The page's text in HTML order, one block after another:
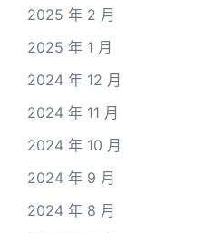
2025 年 2 月
2025 年 1 月
2024 年 12 月
2024 年 11 月
2024 年 10 月
2024 年 9 月
2024 年 8 月